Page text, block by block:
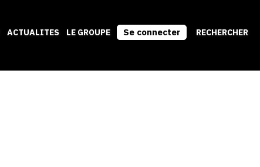
ACTUALITES LE GROUPE Se connecter RECHERCHER